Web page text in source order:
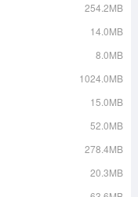
254.2MB
14.0MB
8.0MB
1024.0MB
15.0MB
52.0MB
278.4MB
20.3MB